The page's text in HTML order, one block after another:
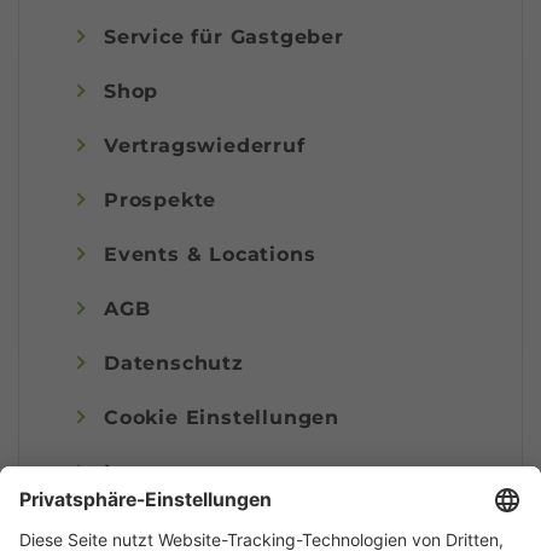
Service für Gastgeber
Shop
Vertragswiederruf
Prospekte
Events & Locations
AGB
Datenschutz
Cookie Einstellungen
Impressum